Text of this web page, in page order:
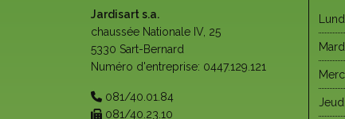
Jardisart s.a.
chaussée Nationale IV, 25
5330 Sart-Bernard
Numéro d'entreprise: 0447.129.121
081/40.01.84
081/40.23.10
Jeudi